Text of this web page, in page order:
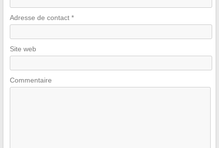
Adresse de contact *
Site web
Commentaire